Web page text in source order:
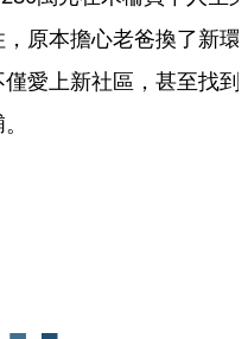
原本擔心老爸換了新環
愛上新社區，甚至找到